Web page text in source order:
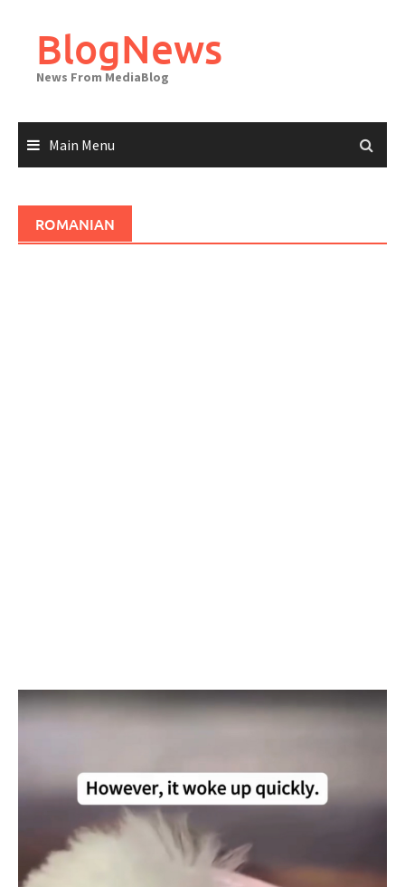
contentBlogNews
News From MediaBlog
Main Menu
ROMANIAN